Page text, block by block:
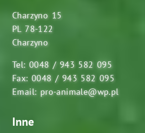
Charzyno 15
PL 78-122
Charzyno
Tel: 0048 / 943 582 095
Fax: 0048 / 943 582 095
Email: pro-animale@wp.pl
Inne